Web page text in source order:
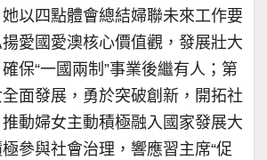
以四點體會總結婦聯未來工作要
愛國愛澳核心價值觀，發展壯大
保“一國兩制”事業後繼有人；第
面發展，勇於突破創新，開拓社
動婦女主動積極融入國家發展大
參與社會治理，響應習主席“促